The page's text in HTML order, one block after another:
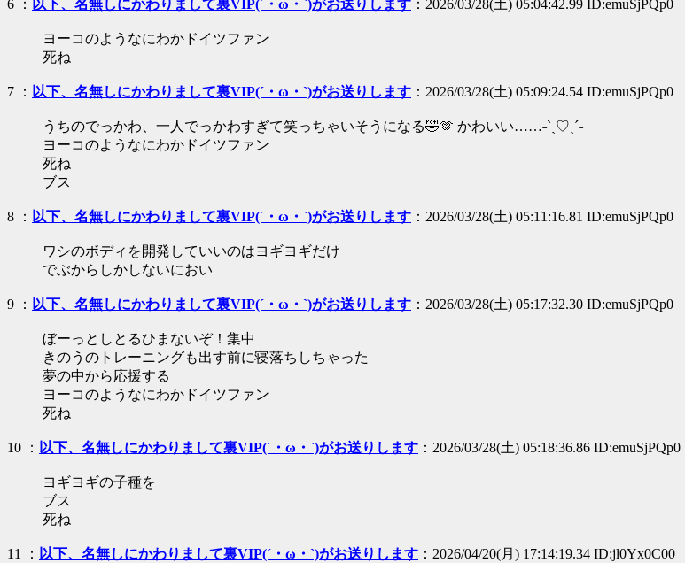
6 ： 以下、名無しにかわりまして裏VIP(´・ω・`)がお送りします ：2026/03/28(土) 05:04:42.99 ID:emuSjPQp0
ヨーコのようなにわかドイツファン
死ね
7 ： 以下、名無しにかわりまして裏VIP(´・ω・`)がお送りします ：2026/03/28(土) 05:09:24.54 ID:emuSjPQp0
うちのでっかわ、一人でっかわすぎて笑っちゃいそうになる🤣🫶 かわいい……˗ˋˏ♡ˎˊ˗
ヨーコのようなにわかドイツファン
死ね
ブス
8 ： 以下、名無しにかわりまして裏VIP(´・ω・`)がお送りします ：2026/03/28(土) 05:11:16.81 ID:emuSjPQp0
ワシのボディを開発していいのはヨギヨギだけ
でぶからしかしないにおい
9 ： 以下、名無しにかわりまして裏VIP(´・ω・`)がお送りします ：2026/03/28(土) 05:17:32.30 ID:emuSjPQp0
ぼーっとしとるひまないぞ！集中
きのうのトレーニングも出す前に寝落ちしちゃった
夢の中から応援する
ヨーコのようなにわかドイツファン
死ね
10 ： 以下、名無しにかわりまして裏VIP(´・ω・`)がお送りします ：2026/03/28(土) 05:18:36.86 ID:emuSjPQp0
ヨギヨギの子種を
ブス
死ね
11 ： 以下、名無しにかわりまして裏VIP(´・ω・`)がお送りします ：2026/04/20(月) 17:14:19.34 ID:jl0Yx0C00